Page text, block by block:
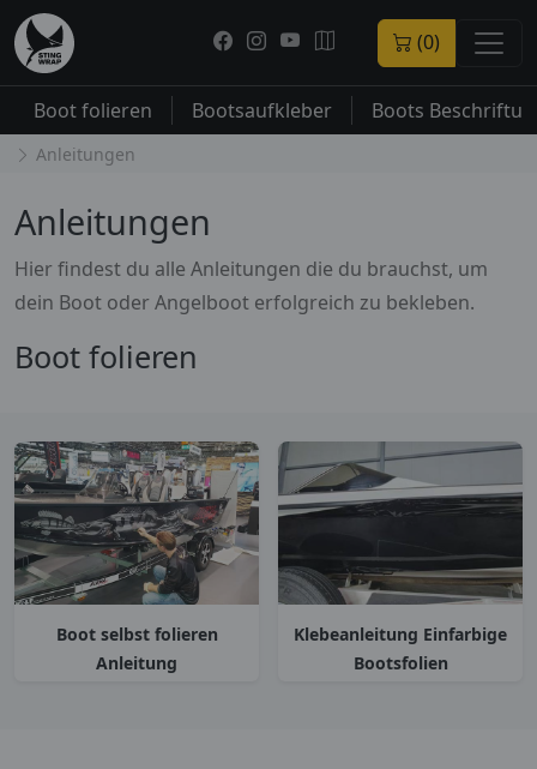
(0)
Boot folieren Bootsaufkleber Boots
Anleitungen
Anleitungen
Hier findest du alle Anleitungen die du brauchst, um
dein Boot oder Angelboot erfolgreich zu bekleben.
Boot folieren
Boot selbst folieren
Anleitung
Klebeanleitung Einfarbige
Bootsfolien